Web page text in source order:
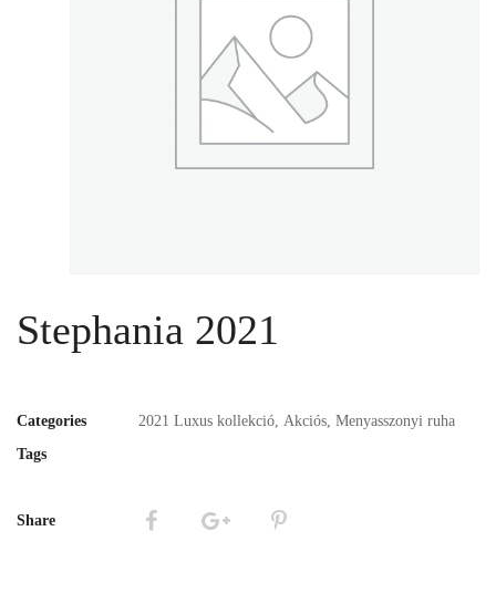
Stephania 2021
Categories 2021 Luxus kollekció, Akciós, Menyasszonyi ruha
Tags
Share